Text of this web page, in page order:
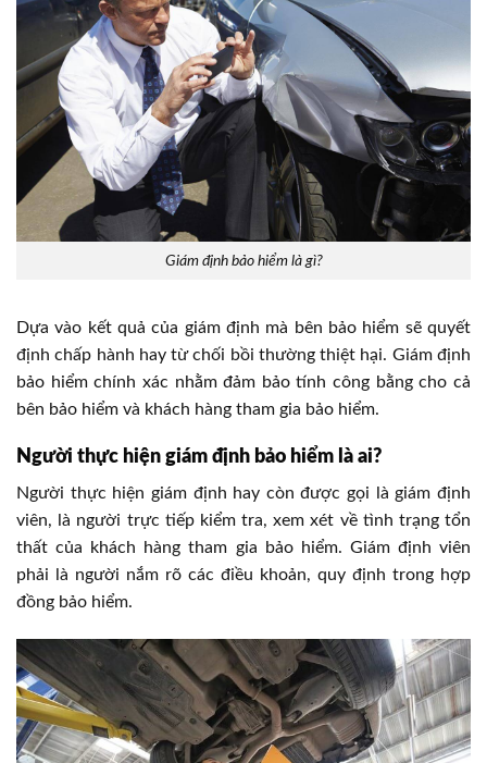
Giám định bảo hiểm là gì?
Dựa vào kết quả của giám định mà bên bảo hiểm sẽ quyết
định chấp hành hay từ chối bồi thường thiệt hại. Giám định
bảo hiểm chính xác nhằm đảm bảo tính công bằng cho cả
bên bảo hiểm và khách hàng tham gia bảo hiểm.
Người thực hiện giám định bảo hiểm là ai?
Người thực hiện giám định hay còn được gọi là giám định
viên, là người trực tiếp kiểm tra, xem xét về tình trạng tổn
thất của khách hàng tham gia bảo hiểm. Giám định viên
phải là người nắm rõ các điều khoản, quy định trong hợp
đồng bảo hiểm.